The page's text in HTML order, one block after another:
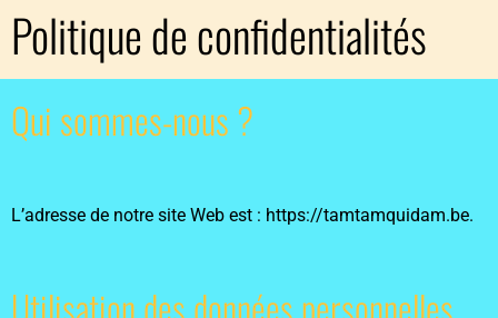
Politique de confidentialités
Qui sommes-nous ?
L’adresse de notre site Web est : https://tamtamquidam.be.